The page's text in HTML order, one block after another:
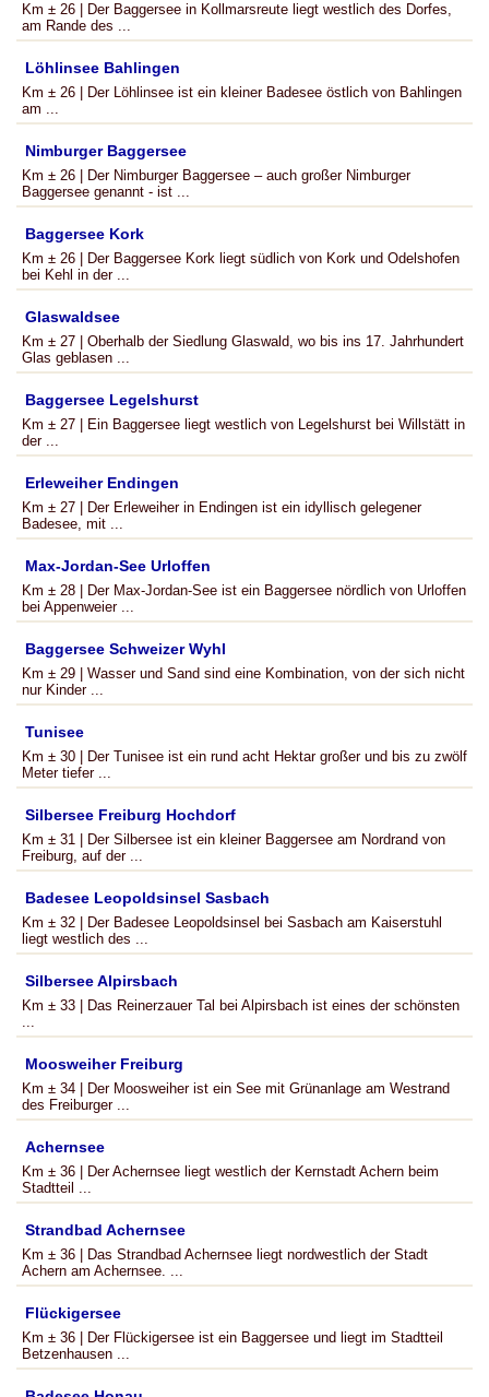
Km ± 26 | Der Baggersee in Kollmarsreute liegt westlich des Dorfes,
am Rande des ...
Löhlinsee Bahlingen
Km ± 26 | Der Löhlinsee ist ein kleiner Badesee östlich von Bahlingen
am ...
Nimburger Baggersee
Km ± 26 | Der Nimburger Baggersee – auch großer Nimburger
Baggersee genannt - ist ...
Baggersee Kork
Km ± 26 | Der Baggersee Kork liegt südlich von Kork und Odelshofen
bei Kehl in der ...
Glaswaldsee
Km ± 27 | Oberhalb der Siedlung Glaswald, wo bis ins 17. Jahrhundert
Glas geblasen ...
Baggersee Legelshurst
Km ± 27 | Ein Baggersee liegt westlich von Legelshurst bei Willstätt in
der ...
Erleweiher Endingen
Km ± 27 | Der Erleweiher in Endingen ist ein idyllisch gelegener
Badesee, mit ...
Max-Jordan-See Urloffen
Km ± 28 | Der Max-Jordan-See ist ein Baggersee nördlich von Urloffen
bei Appenweier ...
Baggersee Schweizer Wyhl
Km ± 29 | Wasser und Sand sind eine Kombination, von der sich nicht
nur Kinder ...
Tunisee
Km ± 30 | Der Tunisee ist ein rund acht Hektar großer und bis zu zwölf
Meter tiefer ...
Silbersee Freiburg Hochdorf
Km ± 31 | Der Silbersee ist ein kleiner Baggersee am Nordrand von
Freiburg, auf der ...
Badesee Leopoldsinsel Sasbach
Km ± 32 | Der Badesee Leopoldsinsel bei Sasbach am Kaiserstuhl
liegt westlich des ...
Silbersee Alpirsbach
Km ± 33 | Das Reinerzauer Tal bei Alpirsbach ist eines der schönsten
...
Moosweiher Freiburg
Km ± 34 | Der Moosweiher ist ein See mit Grünanlage am Westrand
des Freiburger ...
Achernsee
Km ± 36 | Der Achernsee liegt westlich der Kernstadt Achern beim
Stadtteil ...
Strandbad Achernsee
Km ± 36 | Das Strandbad Achernsee liegt nordwestlich der Stadt
Achern am Achernsee. ...
Flückigersee
Km ± 36 | Der Flückigersee ist ein Baggersee und liegt im Stadtteil
Betzenhausen ...